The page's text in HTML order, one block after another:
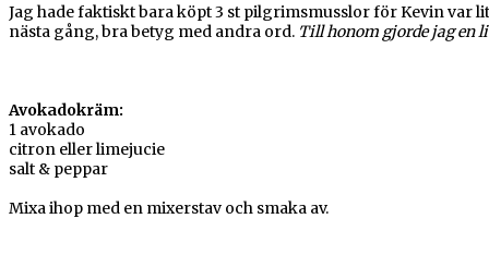
Jag hade faktiskt bara köpt 3 st pilgrimsmusslor för Kevin var
nästa gång, bra betyg med andra ord. Till honom gjorde jag en
Avokadokräm:
1 avokado
citron eller limejucie
salt & peppar
Mixa ihop med en mixerstav och smaka av.